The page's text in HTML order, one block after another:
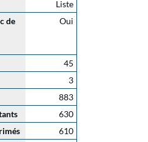
Liste
de
Oui
45
3
883
630
610